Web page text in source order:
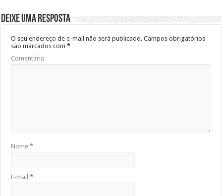
Deixe uma resposta
O seu endereço de e-mail não será publicado. Campos obrigatórios
são marcados com*
Comentário
Nome*
E-mail*